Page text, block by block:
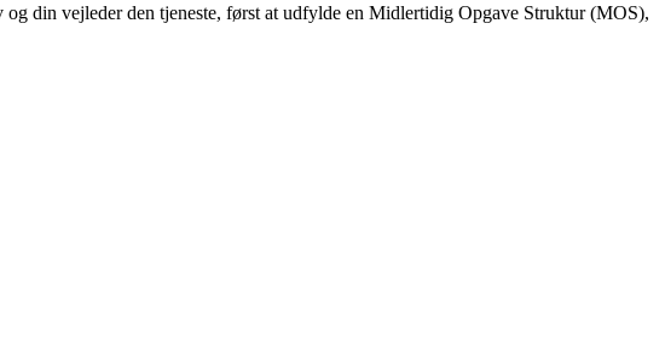
din vejleder den tjeneste, først at udfylde en Midlertidig Opgave Struktur (MOS),